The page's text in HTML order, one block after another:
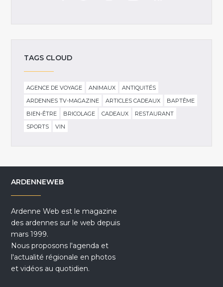
TAGS CLOUD
AGENCE DE VOYAGE ANIMAUX
ANTIQUITÉS
ARDENNES TV-MAGAZINE
ARTICLES CADEAUX
BAPTÊME
BIEN-ÊTRE
BRICOLAGE CADEAUX
RESTAURANT
SPORTS
VIN
ARDENNEWEB
Ardenne Web est le magazine
des ardennes sur le web depuis
mars 1999.
Nous proposons l'agenda et
l'actualité régionale en photos
et vidéos au quotidien.